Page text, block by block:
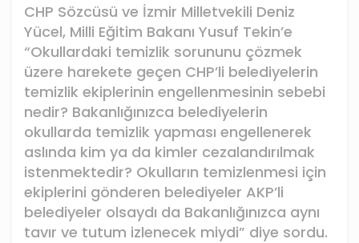
CHP Sözcüsü ve İzmir Milletvekili Deniz
Yücel, Milli Eğitim Bakanı Yusuf Tekin’e
“Okullardaki temizlik sorununu çözmek
üzere harekete geçen CHP’li belediyelerin
temizlik ekiplerinin engellenmesinin sebebi
nedir? Bakanlığınızca belediyelerin
okullarda temizlik yapması engellenerek
aslında kim ya da kimler cezalandırılmak
istenmektedir? Okulların temizlenmesi için
ekiplerini gönderen belediyeler AKP’li
belediyeler olsaydı da Bakanlığınızca aynı
tavır ve tutum izlenecek miydi” diye sordu.